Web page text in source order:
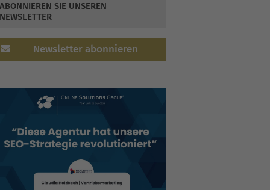
ABONNIEREN SIE UNSEREN
NEWSLETTER
Newsletter abonnieren